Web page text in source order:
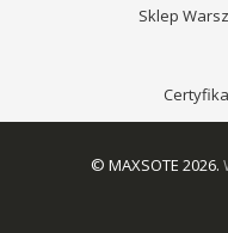
Sklep
© MAXSOTE 2026.